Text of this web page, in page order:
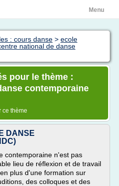
Menu
: cours danse > ecole
national de danse
pour le thème :
contemporaine
ce thème
DANSE
contemporaine n'est pas
lieu de réflexion et de travail
plus d'une formation sur
des colloques et des